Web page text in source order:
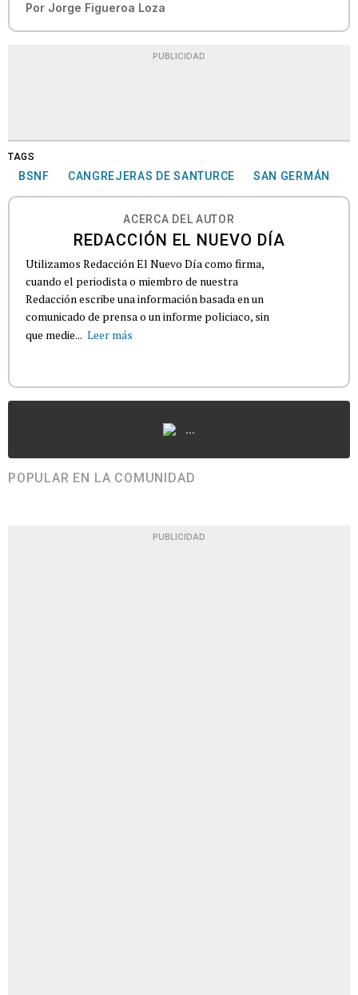
Por Jorge Figueroa Loza
PUBLICIDAD
TAGS
BSNF CANGREJERAS DE SANTURCE SAN GERMÁN
ACERCA DEL AUTOR
REDACCIÓN EL NUEVO DÍA
Utilizamos Redacción El Nuevo Día como firma,
cuando el periodista o miembro de nuestra
Redacción escribe una información basada en un
comunicado de prensa o un informe policiaco, sin
que medie... Leer más
...
POPULAR EN LA COMUNIDAD
PUBLICIDAD